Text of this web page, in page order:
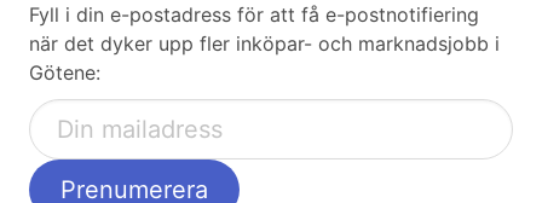
Fyll i din e-postadress för att få e-postnotifiering
när det dyker upp fler inköpar- och marknadsjobb i
Götene: